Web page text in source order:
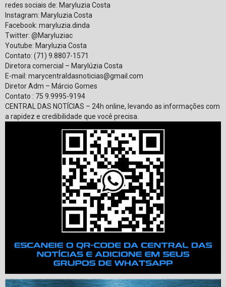
redes sociais de: Maryluzia Costa
Instagram: Maryluzia.Costa
Facebook: maryluzia.dinda
Twitter: @Maryluziac
Youtube: Maryluzia Costa
Contato: (71) 9.8807-1571
Diretora comercial – Marylúzia Costa
E-mail: marycentraldasnoticias@gmail.com
Diretor Adm – Márcio Gomes
Contato : 75 9.9995-9194
CENTRAL DAS NOTÍCIAS – 24h online, levando as informações com
a rapidez e credibilidade que você precisa.